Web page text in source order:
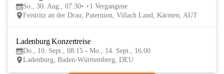
So., 30. Aug., 07:30 +1 Vergangene
Feistritz an der Drau, Paternion, Villach Land, Kärnten, AUT
Ladenburg Konzertreise
Do., 10. Sept., 08:15 - Mo., 14. Sept., 16:00
Ladenburg, Baden-Württemberg, DEU